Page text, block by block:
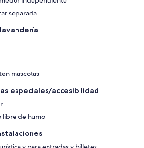
separada
mascotas
especiales/accesibilidad
libre de humo